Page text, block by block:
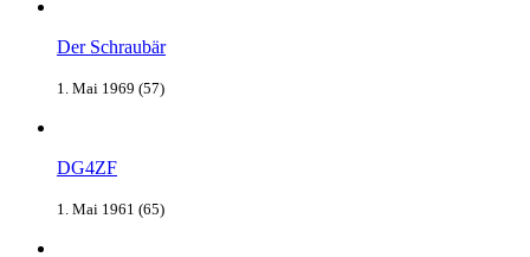
Der Schraubär
1. Mai 1969 (57)
DG4ZF
1. Mai 1961 (65)